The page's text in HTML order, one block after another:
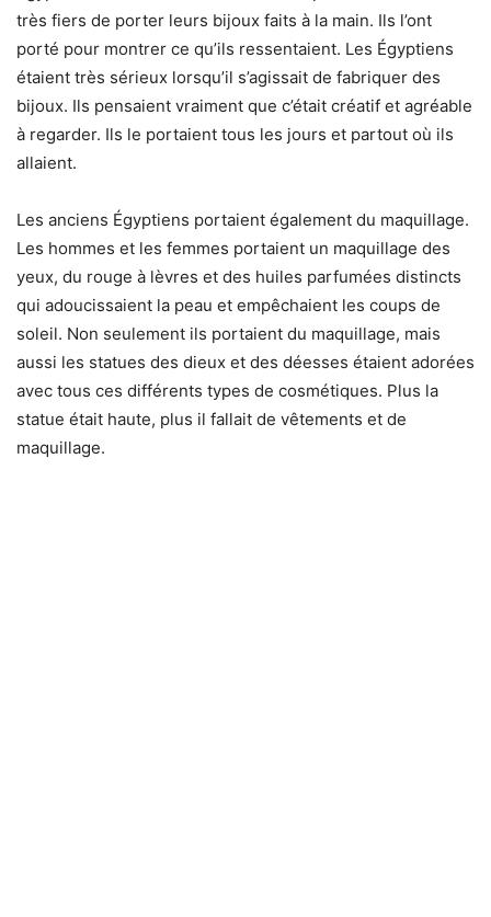
très fiers de porter leurs bijoux faits à la main. Ils l’ont
porté pour montrer ce qu’ils ressentaient. Les Égyptiens
étaient très sérieux lorsqu’il s’agissait de fabriquer des
bijoux. Ils pensaient vraiment que c’était créatif et agréable
à regarder. Ils le portaient tous les jours et partout où ils
allaient.
Les anciens Égyptiens portaient également du maquillage.
Les hommes et les femmes portaient un maquillage des
yeux, du rouge à lèvres et des huiles parfumées distincts
qui adoucissaient la peau et empêchaient les coups de
soleil. Non seulement ils portaient du maquillage, mais
aussi les statues des dieux et des déesses étaient adorées
avec tous ces différents types de cosmétiques. Plus la
statue était haute, plus il fallait de vêtements et de
maquillage.